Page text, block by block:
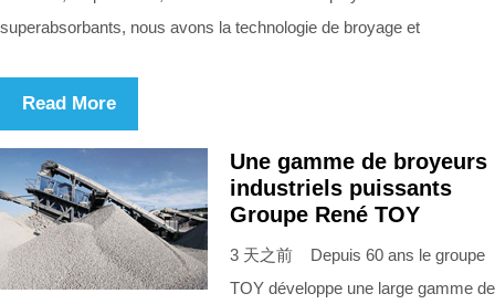
superabsorbants, nous avons la technologie de broyage et
Read More
Une gamme de broyeurs
industriels puissants
Groupe René TOY
3 天之前 Depuis 60 ans le groupe
TOY développe une large gamme de